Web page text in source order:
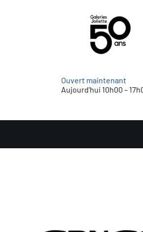
Ouvert maintenant
Aujourd'hui 10h00 –
Événements